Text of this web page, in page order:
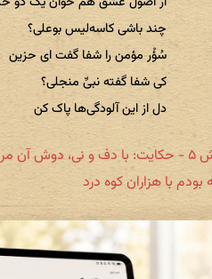
چند باشی کاسه‌لیس بوعلی؟
سُؤْر مؤمن را شفا گفت ای حزین
کی شفا گفته نبیِّ منجلی؟
دل از این آلودگی‌ها پاک کن
آن مرد عرب